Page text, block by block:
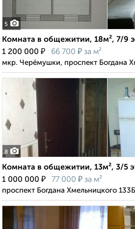
5
Комната в общежитии, 18м², 7/9
1 200 000 ₽ 66 700 ₽ за м²
мкр. Черёмушки, проспект Богдана
8
Комната в общежитии, 13м², 3/5
1 000 000 ₽ 77 000 ₽ за м²
проспект Богдана Хмельницкого 133Б